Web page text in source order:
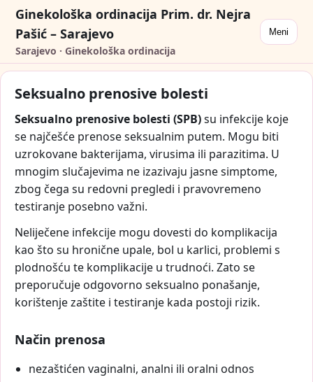
Ginekološka ordinacija Prim. dr. Nejra
Pašić – Sarajevo
Sarajevo · Ginekološka ordinacija
Meni
Seksualno prenosive bolesti
Seksualno prenosive bolesti (SPB)su infekcije koje
se najčešće prenose seksualnim putem. Mogu biti
uzrokovane bakterijama, virusima ili parazitima. U
mnogim slučajevima ne izazivaju jasne simptome,
zbog čega su redovni pregledi i pravovremeno
testiranje posebno važni.
Neliječene infekcije mogu dovesti do komplikacija
kao što su hronične upale, bol u karlici, problemi s
plodnošću te komplikacije u trudnoći. Zato se
preporučuje odgovorno seksualno ponašanje,
korištenje zaštite i testiranje kada postoji rizik.
Način prenosa
nezaštićen vaginalni, analni ili oralni odnos